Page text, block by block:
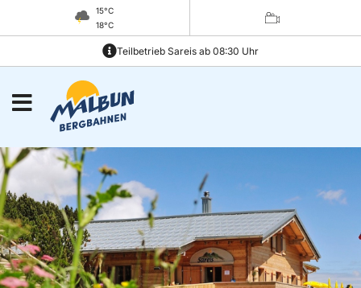
15°C
18°C
Teilbetrieb Sareis ab 08:30 Uhr